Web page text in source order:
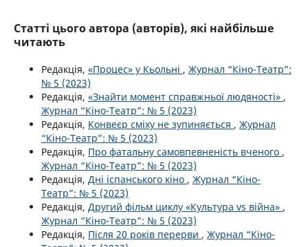
Статті цього автора (авторів), які найбільше
читають
Редакція, «Процес» у Кьольні , Журнал “Кіно-Театр”:
№ 5 (2023)
Редакція, «Знайти момент справжньої людяності» ,
Журнал “Кіно-Театр”: № 5 (2023)
Редакція, Конвеєр сміху не зупиняється , Журнал
“Кіно-Театр”: № 5 (2023)
Редакція, Про фатальну самовпевненість вченого ,
Журнал “Кіно-Театр”: № 5 (2023)
Редакція, Дні іспанського кіно , Журнал “Кіно-
Театр”: № 5 (2023)
Редакція, Другий фільм циклу «Культура vs війна» ,
Журнал “Кіно-Театр”: № 5 (2023)
Редакція, Після 20 років перерви , Журнал “Кіно-